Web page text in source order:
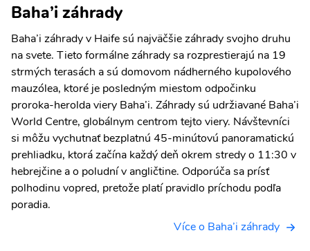
Baha’i záhrady
Baha’i záhrady v Haife sú najväčšie záhrady svojho druhu
na svete. Tieto formálne záhrady sa rozprestierajú na 19
strmých terasách a sú domovom nádherného kupolového
mauzólea, ktoré je posledným miestom odpočinku
proroka-herolda viery Baha’i. Záhrady sú udržiavané Baha’i
World Centre, globálnym centrom tejto viery. Návštevníci
si môžu vychutnať bezplatnú 45-minútovú panoramatickú
prehliadku, ktorá začína každý deň okrem stredy o 11:30 v
hebrejčine a o poludní v angličtine. Odporúča sa prísť
polhodinu vopred, pretože platí pravidlo príchodu podľa
poradia.
Více o Baha’i záhrady